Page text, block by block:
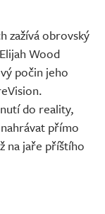
zažívá obrovský
Wood
počin jeho
do reality,
přímo
na jaře příštího